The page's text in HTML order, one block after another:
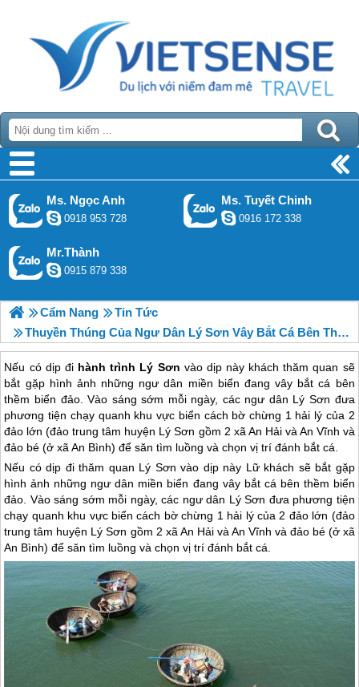
Ms. Ngọc Anh
0918 953 728
Ms. Tuyết Chinh
0916 172 338
Mr.Thành
0915 879 338
Cẩm Nang
Tin Tức
Thuyền Thúng Của Ngư Dân Lý Sơn Vây Bắt Cá Bên Thềm Biển Đảo
Nếu có dịp đi hành trình Lý Sơn vào dịp này khách thăm quan sẽ
bắt gặp hình ảnh những ngư dân miền biển đang vây bắt cá bên
thềm biển đảo. Vào sáng sớm mỗi ngày, các ngư dân Lý Sơn đưa
phương tiện chạy quanh khu vực biển cách bờ chừng 1 hải lý của 2
đảo lớn (đảo trung tâm huyện Lý Sơn gồm 2 xã An Hải và An Vĩnh và
đảo bé (ở xã An Bình) để săn tìm luồng và chọn vị trí đánh bắt cá.
Nếu có dịp đi thăm quan Lý Sơn vào dịp này Lữ khách sẽ bắt gặp
hình ảnh những ngư dân miền biển đang vây bắt cá bên thềm biển
đảo. Vào sáng sớm mỗi ngày, các ngư dân Lý Sơn đưa phương tiện
chạy quanh khu vực biển cách bờ chừng 1 hải lý của 2 đảo lớn (đảo
trung tâm huyện Lý Sơn gồm 2 xã An Hải và An Vĩnh và đảo bé (ở xã
An Bình) để săn tìm luồng và chọn vị trí đánh bắt cá.